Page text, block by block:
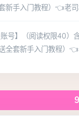
新手入门教程）👈老
号】（阅读权限40）
全套新手入门教程）